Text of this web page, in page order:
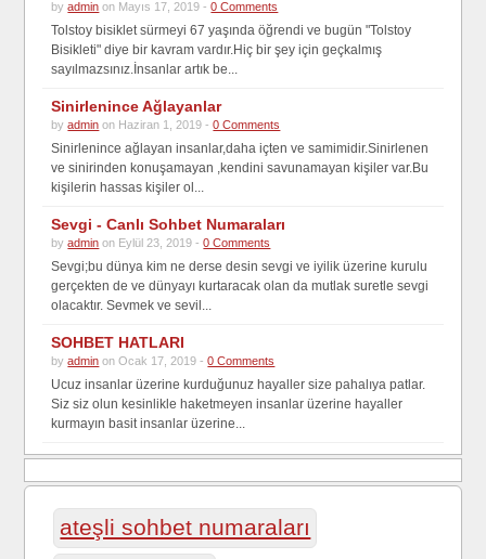
byadmin on Mayıs 17, 2019 -0 Comments
Tolstoy bisiklet sürmeyi 67 yaşında öğrendi ve bugün "Tolstoy
Bisikleti" diye bir kavram vardır.Hiç bir şey için geçkalmış
sayılmazsınız.İnsanlar artık be...
Sinirlenince Ağlayanlar
byadmin on Haziran 1, 2019 -0 Comments
Sinirlenince ağlayan insanlar,daha içten ve samimidir.Sinirlenen
ve sinirinden konuşamayan ,kendini savunamayan kişiler var.Bu
kişilerin hassas kişiler ol...
Sevgi - Canlı Sohbet Numaraları
byadmin on Eylül 23, 2019 -0 Comments
Sevgi;bu dünya kim ne derse desin sevgi ve iyilik üzerine kurulu
gerçekten de ve dünyayı kurtaracak olan da mutlak suretle sevgi
olacaktır. Sevmek ve sevil...
SOHBET HATLARI
byadmin on Ocak 17, 2019 -0 Comments
Ucuz insanlar üzerine kurduğunuz hayaller size pahalıya patlar.
Siz siz olun kesinlikle haketmeyen insanlar üzerine hayaller
kurmayın basit insanlar üzerine...
ateşli sohbet numaraları